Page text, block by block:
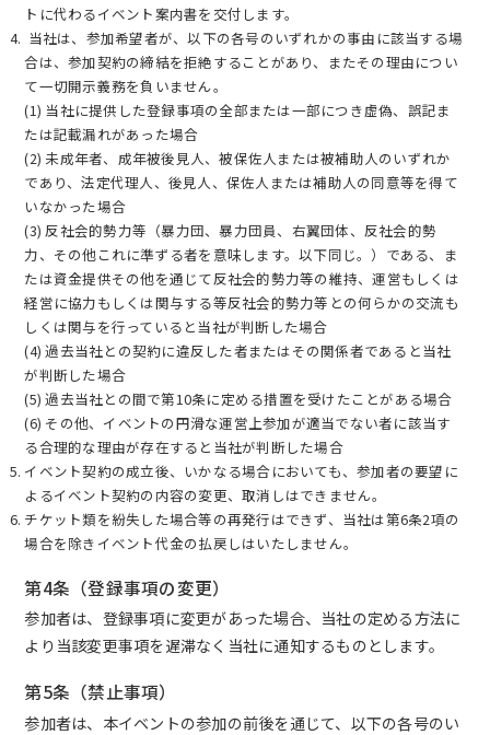
トに代わるイベント案内書を交付します。
当社は、参加希望者が、以下の各号のいずれかの事由に該当する場
合は、参加契約の締結を拒絶することがあり、またその理由につい
て一切開示義務を負いません。
(1) 当社に提供した登録事項の全部または一部につき虚偽、誤記ま
たは記載漏れがあった場合
(2) 未成年者、成年被後見人、被保佐人または被補助人のいずれか
であり、法定代理人、後見人、保佐人または補助人の同意等を得て
いなかった場合
(3) 反社会的勢力等（暴力団、暴力団員、右翼団体、反社会的勢
力、その他これに準ずる者を意味します。以下同じ。）である、ま
たは資金提供その他を通じて反社会的勢力等の維持、運営もしくは
経営に協力もしくは関与する等反社会的勢力等との何らかの交流も
しくは関与を行っていると当社が判断した場合
(4) 過去当社との契約に違反した者またはその関係者であると当社
が判断した場合
(5) 過去当社との間で第10条に定める措置を受けたことがある場合
(6) その他、イベントの円滑な運営上参加が適当でない者に該当す
る合理的な理由が存在すると当社が判断した場合
イベント契約の成立後、いかなる場合においても、参加者の要望に
よるイベント契約の内容の変更、取消しはできません。
チケット類を紛失した場合等の再発行はできず、当社は第6条2項の
場合を除きイベント代金の払戻しはいたしません。
第4条（登録事項の変更）
参加者は、登録事項に変更があった場合、当社の定める方法に
より当該変更事項を遅滞なく当社に通知するものとします。
第5条（禁止事項）
参加者は、本イベントの参加の前後を通じて、以下の各号のい